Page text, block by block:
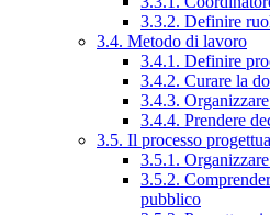
3.3.2. Definire
3.4. Metodo di lavoro
3.4.1. Definire
3.4.2. Curare la
3.4.3.
3.4.4. Prendere
3.5. Il processo
3.5.1.
3.5.2.
pubblico